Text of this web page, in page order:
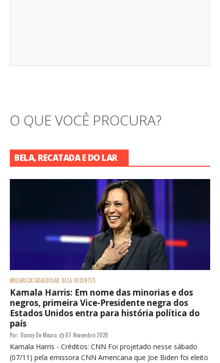
O QUE VOCÊ PROCURA?
BELA, RECATADA E DO LAR
#BELARECATADAEDOLAR BELA RECENTES
Kamala Harris: Em nome das minorias e dos
negros, primeira Vice-Presidente negra dos
Estados Unidos entra para história política do
país
Por: Danny De Moura 07 Novembro 2020
Kamala Harris - Créditos: CNN Foi projetado nesse sábado
(07/11) pela emissora CNN Americana que Joe Biden foi eleito